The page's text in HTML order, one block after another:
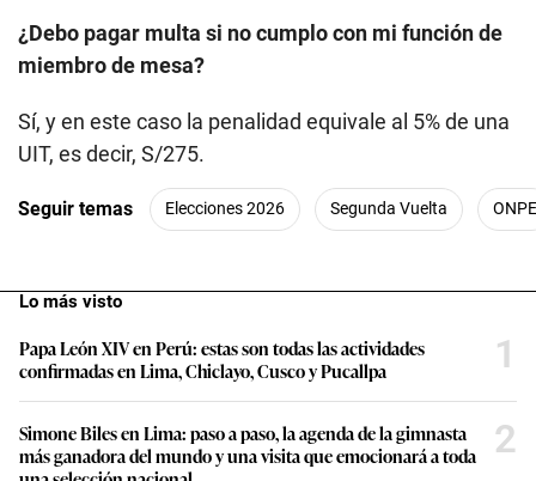
¿Debo pagar multa si no cumplo con mi función de
miembro de mesa?
Sí, y en este caso la penalidad equivale al 5% de una
UIT, es decir, S/275.
Seguir temas Elecciones 2026 Segunda Vuelta ONPE
Lo más visto
Papa León XIV en Perú: estas son todas las actividades
confirmadas en Lima, Chiclayo, Cusco y Pucallpa
1
Simone Biles en Lima: paso a paso, la agenda de la gimnasta
más ganadora del mundo y una visita que emocionará a toda
2